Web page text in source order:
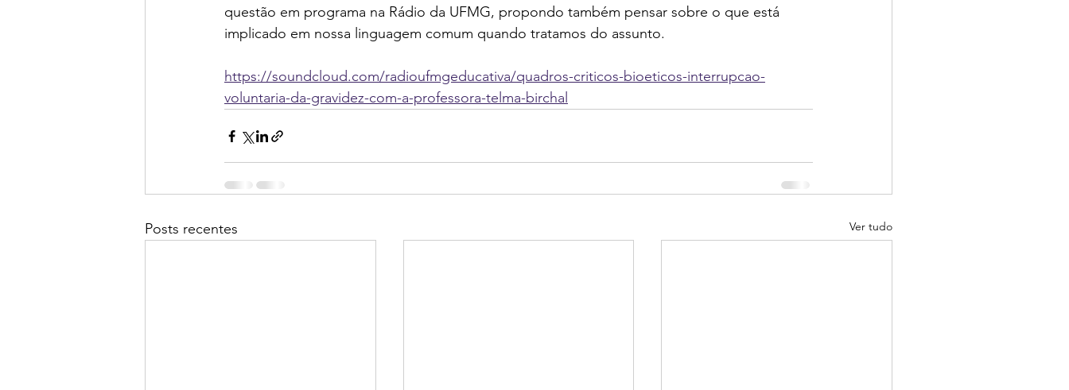
questão em programa na Rádio da UFMG, propondo também pensar sobre o que está
implicado em nossa linguagem comum quando tratamos do assunto.
https://soundcloud.com/radioufmgeducativa/quadros-criticos-bioeticos-interrupcao-
voluntaria-da-gravidez-com-a-professora-telma-birchal
Posts recentes Ver tudo